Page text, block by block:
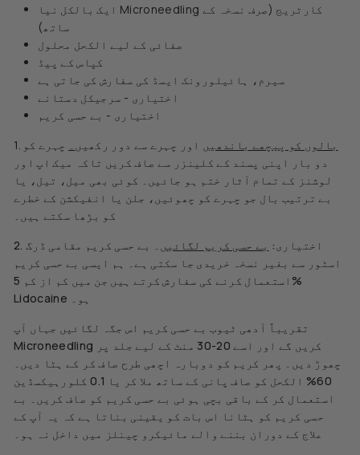
ایک بالکل نیا Microneedling کارٹریج (صرف نسخہ کے
ساتھ)
صفائی کے لیے الکحل محلول
کپاس کے پیڈ
سیرم، ہائیلورونک ایسڈ کی سفارش کی جاتی ہے
اختیاری - سرجیکل دستانے
اختیاری - بے حسی کریم
1.
بالوں کو پیچھے باندھیں اور چہرے سے دور رکھیں۔ چہرے کو
دو بار اپنی پسند کے کلینزر سے صاف کریں تاکہ میک اپ اور
لوشنز کے تمام آثار ختم ہو جائیں۔ کوئی بھی میل، تیل، یا
بے ترتیب بال جو چہرے کو چھوئیں، جلن یا انفیکشن کے خطرے
کو بڑھا سکتے ہیں۔
2. اختیاری: بے حسی کریم لگائیں۔ بے حسی کریم مقامی ڈرگ
اسٹور سے بغیر نسخہ خریدی جا سکتی ہے۔ ہم ایسی بے حسی کریم
استعمال کرنے کی سفارش کرتے ہیں جن میں کم از کم 5%
Lidocaine ہو۔
تقریباً آدھی ٹیوب بے حسی کریم اس جگہ لگائیں جہاں آپ
Microneedling کریں گے اور اسے 20-30 منٹ کے لیے جلد پر
چھوڑ دیں۔ پھر کریم کو دوبارہ اچھی طرح صاف کر کے ہٹا دیں۔
60% الکحل کو صاف پانی کے ساتھ ملا کر یا 0.1 کلورہیکسڈین
استعمال کر کے باقی بچی ہوئی بے حسی کریم کو صاف کریں۔ بے
حسی کریم کو ہٹانا اس بات کو یقینی بناتا ہے کہ یہ آپ کے
علاج کے دوران بننے والے مائیکرو چینلز میں داخل نہ ہو۔